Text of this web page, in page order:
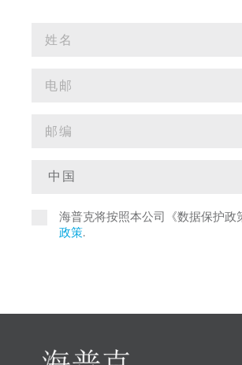
海普克将按照本公司《数据保护
政策.